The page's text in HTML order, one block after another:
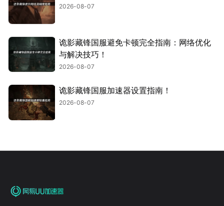
2026-08-07
诡影藏锋国服避免卡顿完全指南：网络优化
与解决技巧！
2026-08-07
诡影藏锋国服加速器设置指南！
2026-08-07